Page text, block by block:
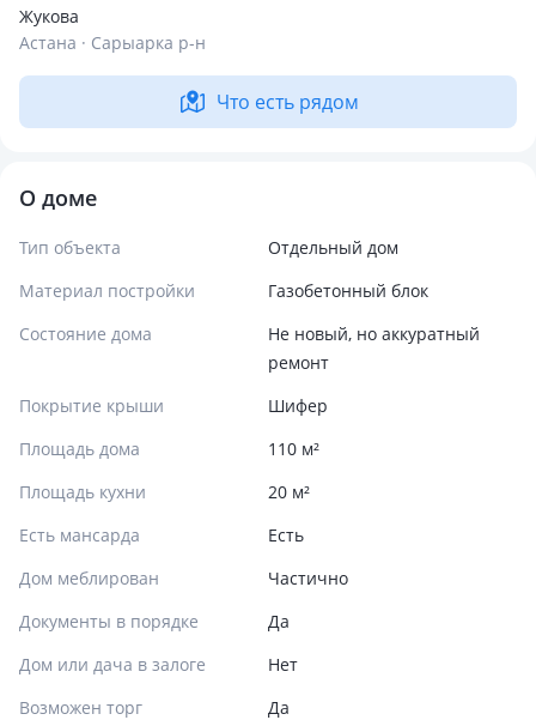
Жукова
Астана · Сарыарка р-н
Что есть рядом
О доме
Тип объекта
Отдельный дом
Материал постройки
Газобетонный блок
Состояние дома
Не новый, но аккуратный
ремонт
Покрытие крыши
Шифер
Площадь дома
110 м²
Площадь кухни
20 м²
Есть мансарда
Есть
Дом меблирован
Частично
Документы в порядке
Да
Дом или дача в залоге
Нет
Возможен торг
Да